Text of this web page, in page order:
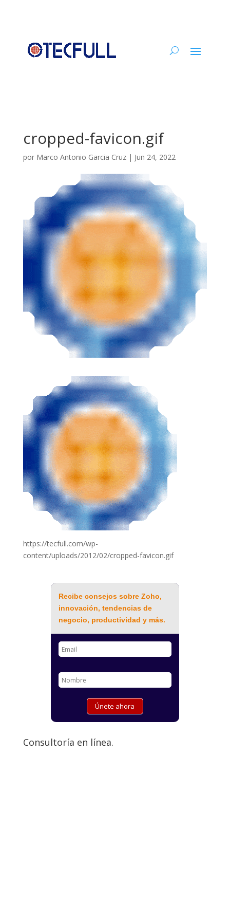
cropped-favicon.gif
por Marco Antonio Garcia Cruz| Jun 24, 2022
https://tecfull.com/wp-
content/uploads/2012/02/cropped-favicon.gif
Recibe consejos sobre Zoho,
innovación, tendencias de
negocio, productividad y más.
Consultoría en línea.